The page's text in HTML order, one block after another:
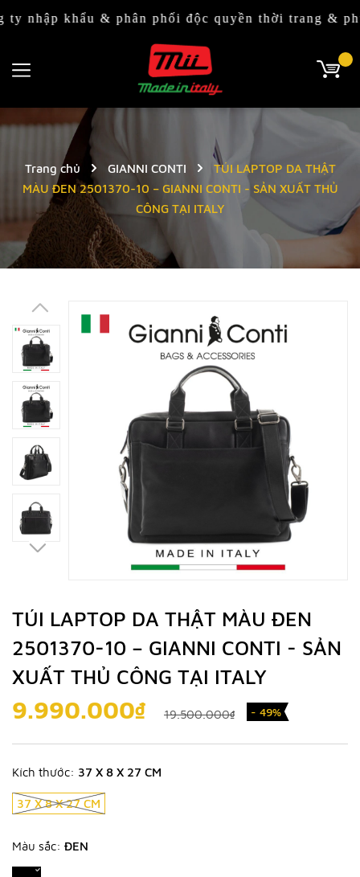
khẩu & phân phối độc quyền thời trang & phụ
Trang chủ GIANNI CONTI
TÚI LAPTOP DA THẬT
MÀU ĐEN 2501370-10 – GIANNI CONTI - SẢN XUẤT THỦ
CÔNG TẠI ITALY
TÚI LAPTOP DA THẬT MÀU ĐEN
2501370-10 – GIANNI CONTI - SẢN
XUẤT THỦ CÔNG TẠI ITALY
9.990.000₫ 19.500.000₫ - 49%
Kích thước: 37 X 8 X 27 CM
37 X 8 X 27 CM
Màu sắc: ĐEN